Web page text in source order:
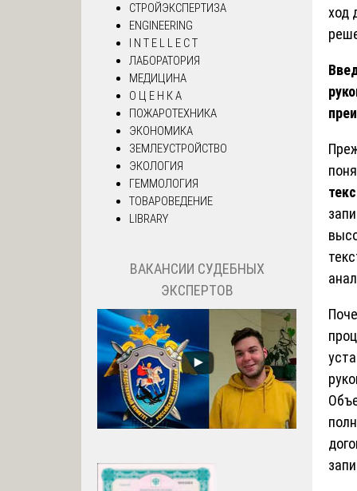
ход
СТРОЙЭКСПЕРТИЗА
ENGINEERING
I N T E L L E C T
ЛАБОРАТОРИЯ
МЕДИЦИНА
О Ц Е Н К А
ПОЖАРОТЕХНИКА
ЭКОНОМИКА
ЗЕМЛЕУСТРОЙСТВО
ЭКОЛОГИЯ
ГЕММОЛОГИЯ
ТОВАРОВЕДЕНИЕ
LIBRARY
ВАКАНСИИ СУДЕБНЫХ
ЭКСПЕРТОВ